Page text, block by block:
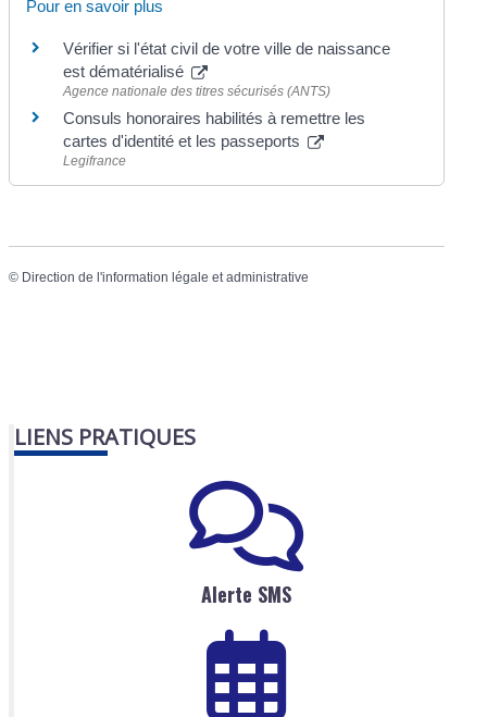
Pour en savoir plus
Vérifier si l'état civil de votre ville de naissance
est dématérialisé
Agence nationale des titres sécurisés (ANTS)
Consuls honoraires habilités à remettre les
cartes d'identité et les passeports
Legifrance
© Direction de l'information légale et administrative
LIENS PRATIQUES
Alerte SMS